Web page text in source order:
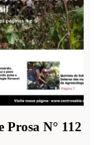
Prosa N° 112